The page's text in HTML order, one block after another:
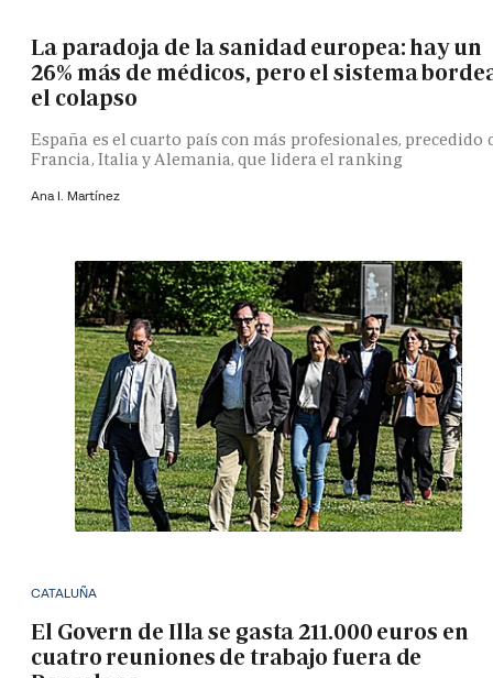
La paradoja de la sanidad europea: hay un
26% más de médicos, pero el sistema
el colapso
España es el cuarto país con más profesionales, precedido
Francia, Italia y Alemania, que lidera el ranking
Ana I. Martínez
CATALUÑA
El Govern de Illa se gasta 211.000 euros en
cuatro reuniones de trabajo fuera de